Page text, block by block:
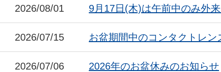
2026/08/01 9月17日(木)は午前中のみ外
2026/07/15 お盆期間中のコンタクトレン
2026/07/06 2026年のお盆休みのお知らせ